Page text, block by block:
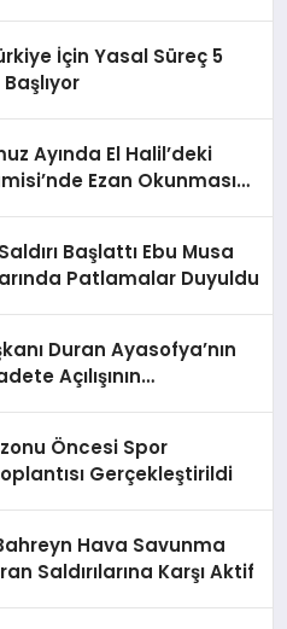
İçin Yasal Süreç 5
Ayında El Halil’deki
Ezan Okunmasını
Başlattı Ebu Musa
Patlamalar Duyuldu
Duran Ayasofya’nın
Açılışının
Öncesi Spor
Gerçekleştirildi
Hava Savunma
Saldırılarına Karşı Aktif